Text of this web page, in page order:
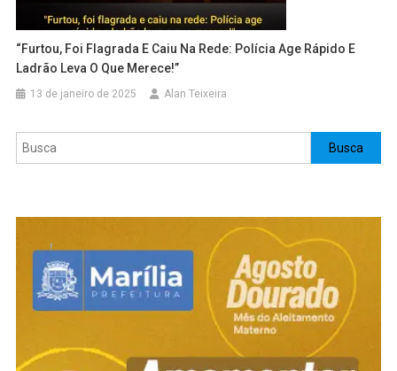
“Furtou, Foi Flagrada E Caiu Na Rede: Polícia Age Rápido E
Ladrão Leva O Que Merece!”
13 de janeiro de 2025 Alan Teixeira
Pesquisar Busca